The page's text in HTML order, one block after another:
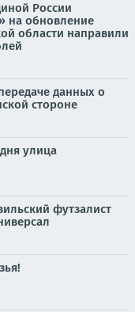
России
на обновление
области направили
данных о
стороне
улица
футзалист